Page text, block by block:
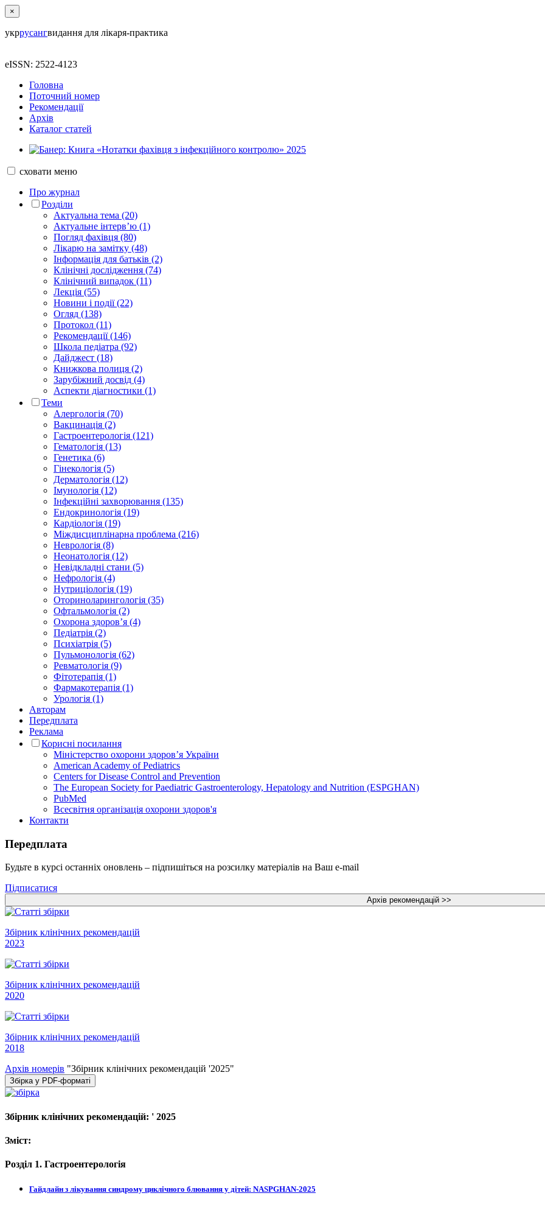
×
укррусангвидання для лікаря-практика
eISSN: 2522-4123
Головна
Поточний номер
Рекомендації
Архів
Каталог статей
сховати меню
Про журнал
Розділи
Актуальна тема (20)
Актуальне інтерв’ю (1)
Погляд фахівця (80)
Лікарю на замітку (48)
Інформація для батьків (2)
Клінічні дослідження (74)
Клінічний випадок (11)
Лекція (55)
Новини і події (22)
Огляд (138)
Протокол (11)
Рекомендації (146)
Школа педіатра (92)
Дайджест (18)
Книжкова полиця (2)
Зарубіжний досвід (4)
Аспекти діагностики (1)
Теми
Алергологія (70)
Вакцинація (2)
Гастроентерологія (121)
Гематологія (13)
Генетика (6)
Гінекологія (5)
Дерматологія (12)
Імунологія (12)
Інфекційні захворювання (135)
Ендокринологія (19)
Кардіологія (19)
Міждисциплінарна проблема (216)
Неврологія (8)
Неонатологія (12)
Невідкладні стани (5)
Нефрологія (4)
Нутриціологія (19)
Оториноларингологія (35)
Офтальмологія (2)
Охорона здоров’я (4)
Педіатрія (2)
Психіатрія (5)
Пульмонологія (62)
Ревматологія (9)
Фітотерапія (1)
Фармакотерапія (1)
Урологія (1)
Авторам
Передплата
Реклама
Корисні посилання
Міністерство охорони здоров’я України
American Academy of Pediatrics
Centers for Disease Control and Prevention
The European Society for Paediatric Gastroenterology, Hepatology and Nutrition (ESPGHAN)
PubMed
Всесвітня організація охорони здоров'я
Контакти
Передплата
Будьте в курсі останніх оновлень – підпишіться на розсилку матеріалів на Ваш e-mail
Підписатися
Збірник клінічних рекомендацій
2023
Збірник клінічних рекомендацій
2020
Збірник клінічних рекомендацій
2018
Архів номерів "Збірник клінічних рекомендацій '2025"
Збірка у PDF-форматі
Збірник клінічних рекомендацій: ' 2025
Зміст:
Розділ 1. Гастроентерологія
Гайдлайн з лікування синдрому циклічного блювання у дітей: NASPGHAN-2025